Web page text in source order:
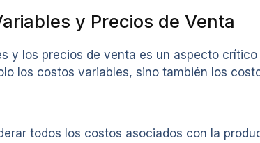
y Precios de Venta
y los precios de venta es un aspecto
los costos variables, sino también los
todos los costos asociados con la